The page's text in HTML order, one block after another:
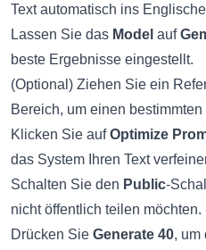
Text automatisch ins
Lassen Sie das Model auf
beste Ergebnisse eingestellt.
(Optional) Ziehen Sie ein
Bereich, um einen
Klicken Sie aufOptimize
das System Ihren Text
Schalten Sie den Public-
nicht öffentlich teilen möchten.
Drücken Sie Generate 40, um